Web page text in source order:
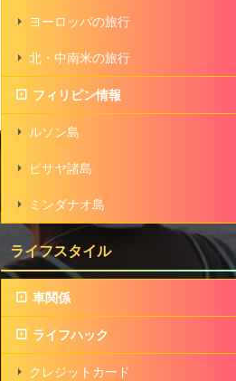
ヨーロッパの旅行
北・中南米の旅行
フィリピン情報
ルソン島
ビサヤ諸島
ミンダナオ島
ライフスタイル
車関係
ライフハック
クレジットカード